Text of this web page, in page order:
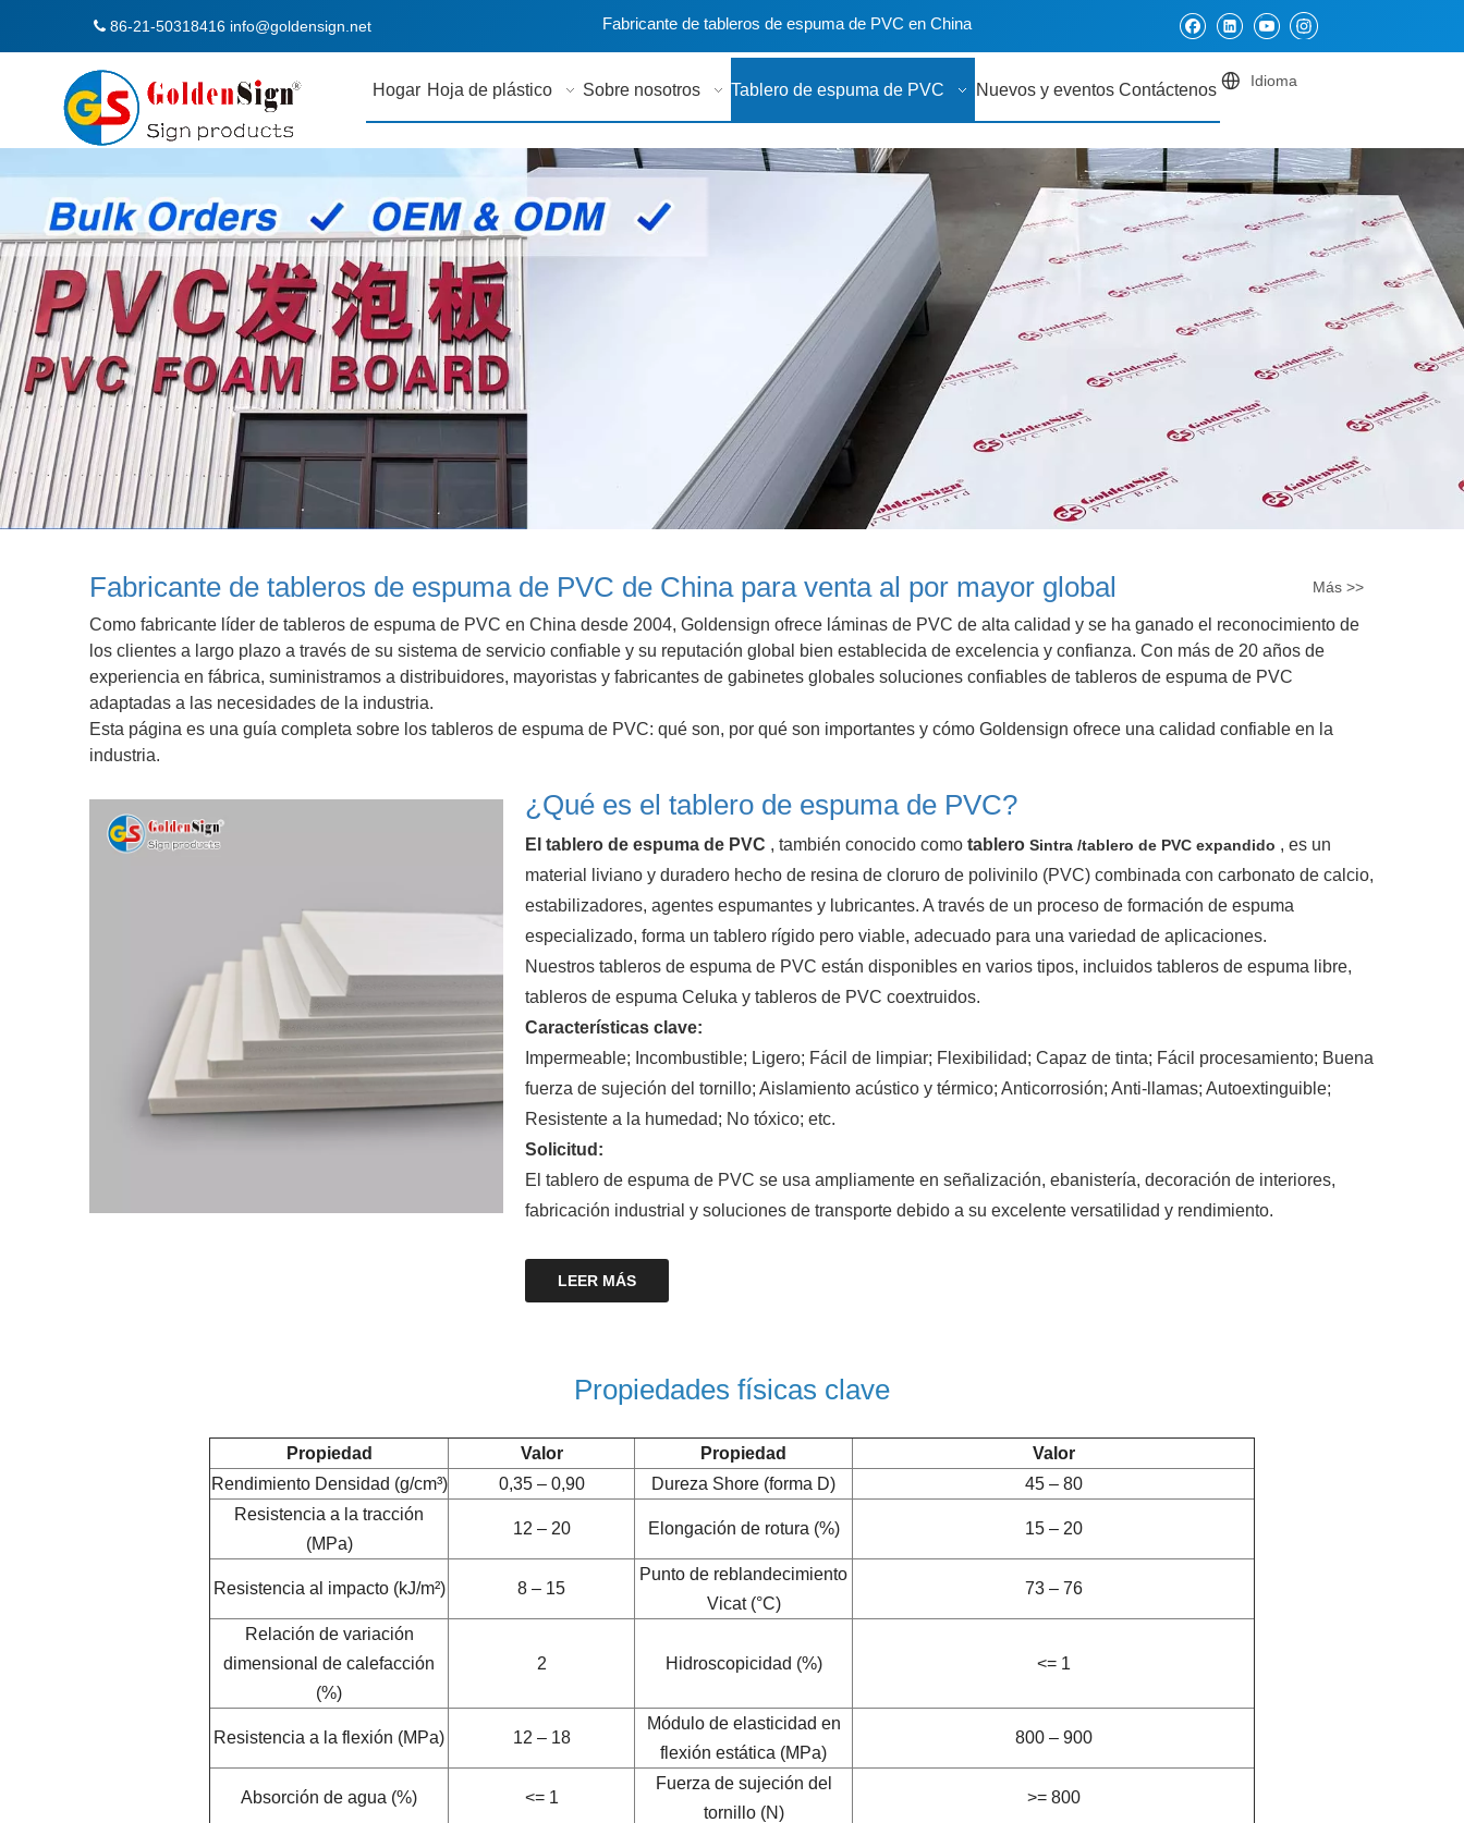
 86-21-50318416 info@goldensign.net Fabricante de tableros de espuma de PVC en China
Hogar Hoja de plástico Sobre nosotros Tablero de espuma de PVC Nuevos y eventos Contáctenos Idioma
Fabricante de tableros de espuma de PVC de China para venta al por mayor global Más >>
Como fabricante líder de tableros de espuma de PVC en China desde 2004, Goldensign ofrece láminas de PVC de alta calidad y se ha ganado el reconocimiento de
los clientes a largo plazo a través de su sistema de servicio confiable y su reputación global bien establecida de excelencia y confianza. Con más de 20 años de
experiencia en fábrica, suministramos a distribuidores, mayoristas y fabricantes de gabinetes globales soluciones confiables de tableros de espuma de PVC
adaptadas a las necesidades de la industria.
Esta página es una guía completa sobre los tableros de espuma de PVC: qué son, por qué son importantes y cómo Goldensign ofrece una calidad confiable en la
industria.
¿Qué es el tablero de espuma de PVC?
El tablero de espuma de PVC , también conocido como tablero Sintra /tablero de PVC expandido , es un
material liviano y duradero hecho de resina de cloruro de polivinilo (PVC) combinada con carbonato de calcio,
estabilizadores, agentes espumantes y lubricantes. A través de un proceso de formación de espuma
especializado, forma un tablero rígido pero viable, adecuado para una variedad de aplicaciones.
Nuestros tableros de espuma de PVC están disponibles en varios tipos, incluidos tableros de espuma libre,
tableros de espuma Celuka y tableros de PVC coextruidos.
Características clave:
Impermeable; Incombustible; Ligero; Fácil de limpiar; Flexibilidad; Capaz de tinta; Fácil procesamiento; Buena
fuerza de sujeción del tornillo; Aislamiento acústico y térmico; Anticorrosión; Anti-llamas; Autoextinguible;
Resistente a la humedad; No tóxico; etc.
Solicitud:
El tablero de espuma de PVC se usa ampliamente en señalización, ebanistería, decoración de interiores,
fabricación industrial y soluciones de transporte debido a su excelente versatilidad y rendimiento.
LEER MÁS
Propiedades físicas clave
Propiedad Valor Propiedad
Valor
Rendimiento Densidad (g/cm³)
0,35 – 0,90 Dureza Shore (forma D)
45 – 80
Resistencia a la tracción
(MPa)
12 – 20 Elongación de rotura (%) 15 – 20
Resistencia al impacto (kJ/m²) 8 – 15
Punto de reblandecimiento
Vicat (°C)
73 – 76
Relación de variación
dimensional de calefacción
(%)
2 Hidroscopicidad (%) <= 1
Resistencia a la flexión (MPa) 12 – 18
Módulo de elasticidad en
flexión estática (MPa)
800 – 900
Absorción de agua (%) <= 1
Fuerza de sujeción del
tornillo (N)
>= 800